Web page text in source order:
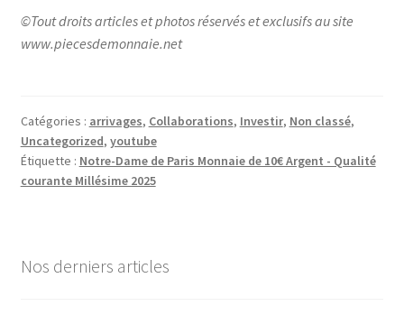
©Tout droits articles et photos réservés et exclusifs au site
www.piecesdemonnaie.net
Catégories : arrivages, Collaborations, Investir, Non classé,
Uncategorized, youtube
Étiquette : Notre-Dame de Paris Monnaie de 10€ Argent - Qualité
courante Millésime 2025
Nos derniers articles